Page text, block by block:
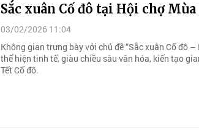
Sắc xuân Cố đô tại Hội chợ
03/02/2026 11:04
Không gian trưng bày với chủ đề “Sắc xuân Cố đô
thể hiện tinh tế, giàu chiều sâu văn hóa, kiến tạo
Tết Cố đô.